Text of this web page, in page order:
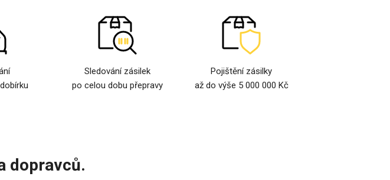
Sledování zásilek
po celou dobu přepravy
Pojištění zásilky
až do výše 5 000 000 Kč
dopravců.